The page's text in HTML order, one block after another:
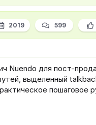
2019 599
Nuendo для пост-
выделенный
пошаговое